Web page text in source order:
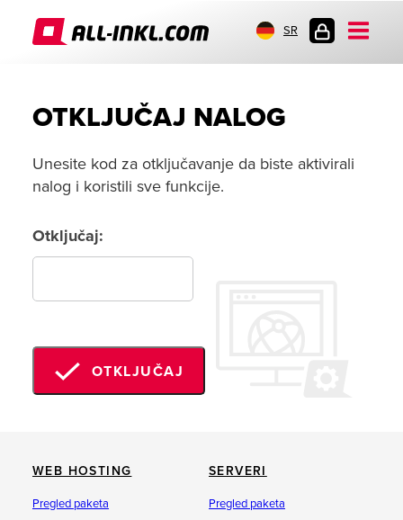
SR
OTKLJUČAJ NALOG
Unesite kod za otključavanje da biste aktivirali
nalog i koristili sve funkcije.
Otključaj:
OTKLJUČAJ
WEB HOSTING
Pregled paketa
SERVERI
Pregled paketa